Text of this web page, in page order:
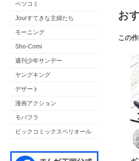
ベツコミ
Jourすてきな主婦たち
モーニング
Sho-Comi
週刊少年サンデー
ヤングキング
デザート
漫画アクション
モバフラ
ビックコミックスペリオール
お
この